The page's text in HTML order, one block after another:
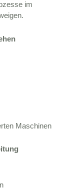
im
Maschinen